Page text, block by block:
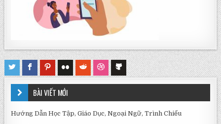
BÀI VIẾT MỚI
Hướng Dẫn Học Tập, Giáo Dục, Ngoại Ngữ, Trình Chiếu